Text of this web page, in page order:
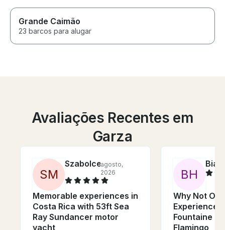
Grande Caimão
23 barcos para alugar
Avaliações Recentes em
Garza
SM
Szabolceagosto,
2026
Memorable experiences in
Costa Rica with 53ft Sea
Ray Sundancer motor
yacht
BH
Why Not
Experience-
Fountaine
Flamingo